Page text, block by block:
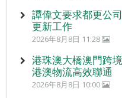
譚偉文要求都更公
更新工作
2026年8月8日 11:28
港珠澳大橋澳門跨
港澳物流高效聯通
2026年8月8日 10:00